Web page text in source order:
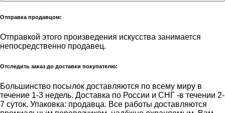
Отправка продавцом:
Отправкой этого произведения искусства занимается
непосредственно продавец.
Отследить заказ до доставки покупателю:
Большинство посылок доставляются по всему миру в
течение 1-3 недель. Доставка по России и СНГ -в течении 2-
7 суток. Упаковка: продавца. Все работы доставляются